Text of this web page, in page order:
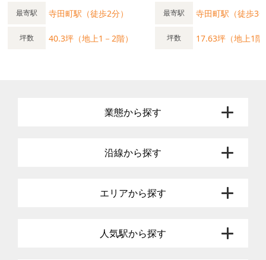
最寄駅 寺田町駅（徒歩2分）
坪数 40.3坪（地上1－2階）
最寄駅 寺田町駅（徒歩3
坪数 17.63坪（地上1階
業態から探す
沿線から探す
エリアから探す
人気駅から探す